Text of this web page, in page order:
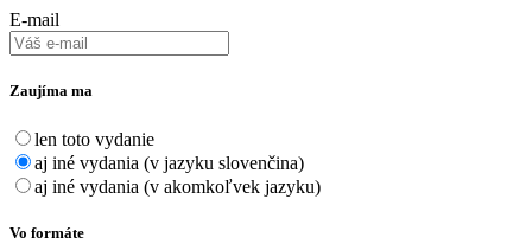
E-mail
Zaujíma ma
len toto vydanie
aj iné vydania (v jazyku slovenčina)
aj iné vydania (v akomkoľvek jazyku)
Vo formáte